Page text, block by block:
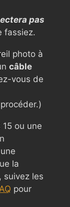
pas
fassiez.
photo à
câble
vous de
ou une
la
suivez les
pour